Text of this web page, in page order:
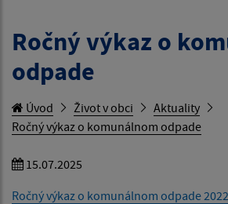
Ročný výkaz o
odpade
Úvod Život v obci
Aktuality
Ročný výkaz o komunálnom odpade
15.07.2025
Ročný výkaz o komunálnom odpade